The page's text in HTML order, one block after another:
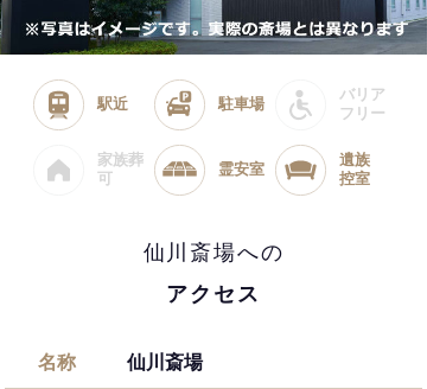
駅近 駐車場
バリア
フリー
家族葬
可
霊安室
遺族
控室
仙川斎場への
アクセス
名称 仙川斎場